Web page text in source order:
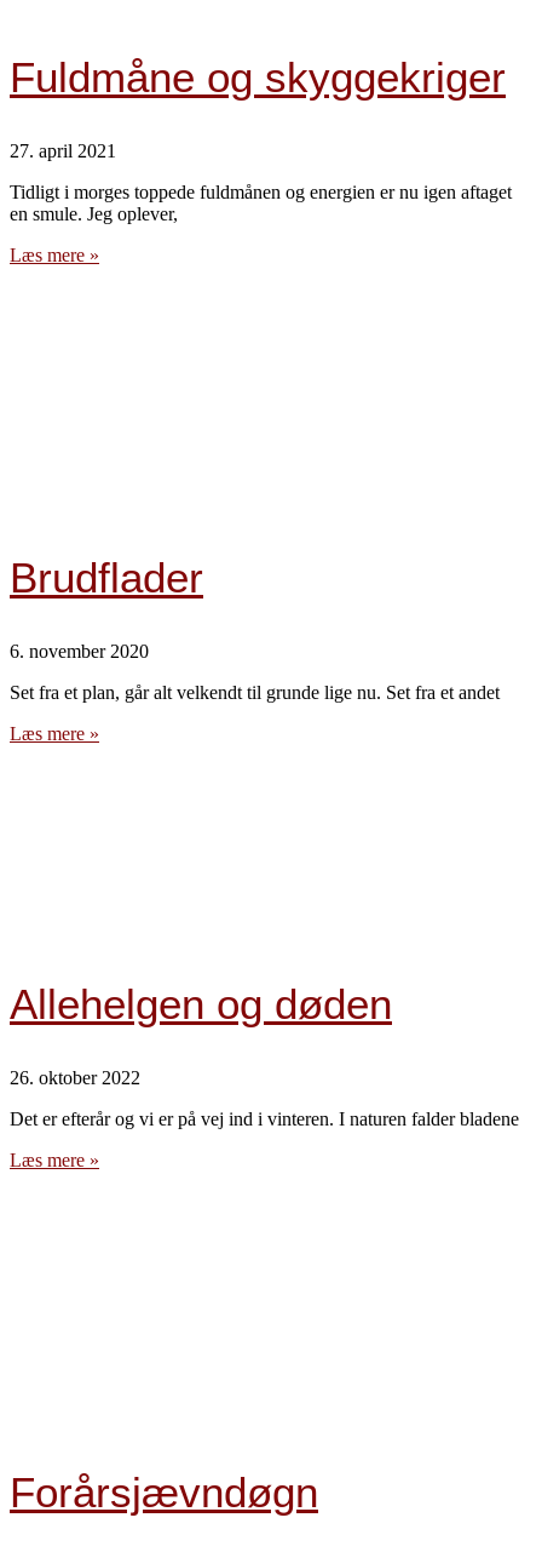
Fuldmåne og skyggekriger
27. april 2021
Tidligt i morges toppede fuldmånen og energien er nu igen aftaget
en smule. Jeg oplever,
Læs mere »
Brudflader
6. november 2020
Set fra et plan, går alt velkendt til grunde lige nu. Set fra et andet
Læs mere »
Allehelgen og døden
26. oktober 2022
Det er efterår og vi er på vej ind i vinteren. I naturen falder bladene
Læs mere »
Forårsjævndøgn